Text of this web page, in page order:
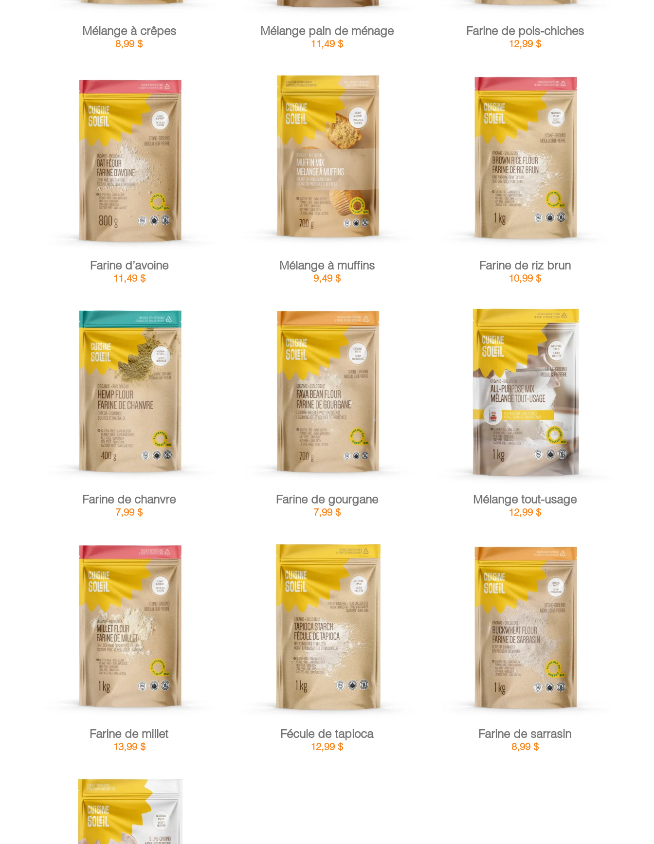
Mélange à crêpes
8,99$
Mélange pain de ménage
11,49$
Farine de pois-chiches
12,99$
AJOUTER AU PANIER / DÉTAILS
Farine d’avoine
11,49 $
AJOUTER AU PANIER
Mélange à muffins
9,49 $
AJOUTER AU PANIER DÉTAILS
Farine de riz brun
10,99$
AJOUTER AU PANIER
Farine de chanvre
7,99$
AJOUTER AU PANIER /
Farine de gourgane
7,99 $
AJOUTER AU PANIER / DÉTAILS
Mélange tout-usage
12,99$
AJOUTER AU PANIER / DÉTAILS
Farine de millet
13,99 $
AJOUTER AU PANIER DÉTAILS
Fécule de tapioca
12,99$
AJOUTER AU PANIER /
Farine de sarrasin
8,99 $